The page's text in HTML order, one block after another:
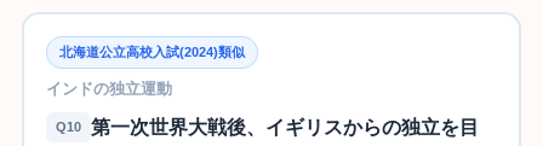
北海道公立高校入試(2024)類似
インドの独立運動
Q10
第一次世界大戦後、イギリスからの独立を目